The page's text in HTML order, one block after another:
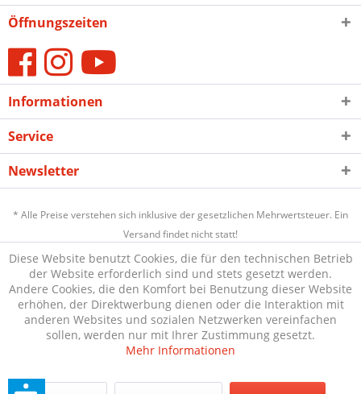
Öffnungszeiten
Informationen
Service
Newsletter
* Alle Preise verstehen sich inklusive der gesetzlichen Mehrwertsteuer. Ein
Versand findet nicht statt!
Diese Website benutzt Cookies, die für den technischen Betrieb
der Website erforderlich sind und stets gesetzt werden.
Andere Cookies, die den Komfort bei Benutzung dieser Website
erhöhen, der Direktwerbung dienen oder die Interaktion mit
anderen Websites und sozialen Netzwerken vereinfachen
sollen, werden nur mit Ihrer Zustimmung gesetzt.
Mehr Informationen